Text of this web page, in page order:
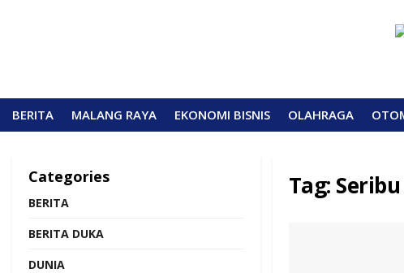
BERITA MALANG RAYA EKONOMI BISNIS OLAHRAGA
Tag:
Categories
BERITA
BERITA DUKA
DUNIA